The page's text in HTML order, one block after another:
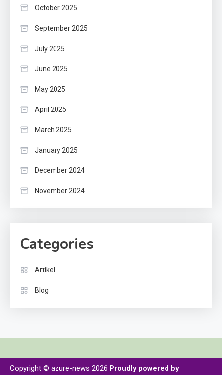
October 2025
September 2025
July 2025
June 2025
May 2025
April 2025
March 2025
January 2025
December 2024
November 2024
Categories
Artikel
Blog
Copyright © azure-news 2026 Proudly powered by